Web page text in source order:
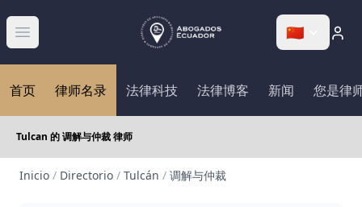
Abrir menú 🇨🇳
首页 律师名录 法律科技 法律博客 新闻 您是律
Tulcan 的 调解与仲裁 律师
Inicio / Directorio / Tulcán / 调解与仲裁